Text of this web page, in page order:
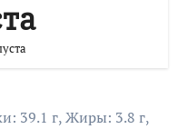
39.1 г, Жиры: 3.8 г,